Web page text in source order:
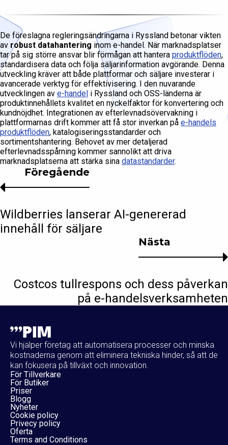
De föreslagna regleringsändringarna i Ryssland betonar vikten
av robust datahantering inom e-handel. När marknadsplatser
tar på sig större ansvar blir förmågan att hantera produktflöden,
standardisera data och följa säljarinformation avgörande. Denna
utveckling kräver att både plattformar och säljare investerar i
avancerade verktyg för effektivisering. I den nuvarande
utvecklingen av e-handel i Ryssland och OSS-länderna är
produktinnehållets kvalitet en nyckelfaktor för konvertering och
kundnöjdhet. Integrationen av efterlevnadsövervakning i
plattformarnas drift kommer att få stor inverkan på e-handels
produktflöden, katalogiseringsstandarder och
sortimentshantering. Behovet av mer detaljerad
efterlevnadsspårning kommer sannolikt att driva
marknadsplatserna att stärka sina datastandarder.
Nästa
Costcos tullrespons och dess påverkan
på e-handelsverksamheten
Föregående
Wildberries lanserar AI-genererad
innehåll för säljare
Vi hjälper företag att automatisera processer och minska
kostnaderna genom att eliminera tekniska hinder, så att de
kan fokusera på tillväxt och innovation.
För Tillverkare
För Butiker
Priser
Blogg
Nyheter
Cookie policy
Privecy policy
Oferta
Terms and Conditions